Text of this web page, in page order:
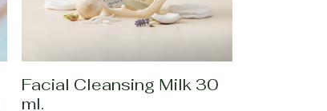
Facial Cleansing Milk 30
ml.